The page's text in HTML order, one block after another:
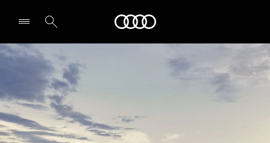
Chọn đại lý
Thiết kế & Thông số kỹ thuật
Đăng ký lái thử